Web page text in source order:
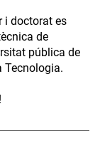
i doctorat es
de
pública de
Tecnologia.